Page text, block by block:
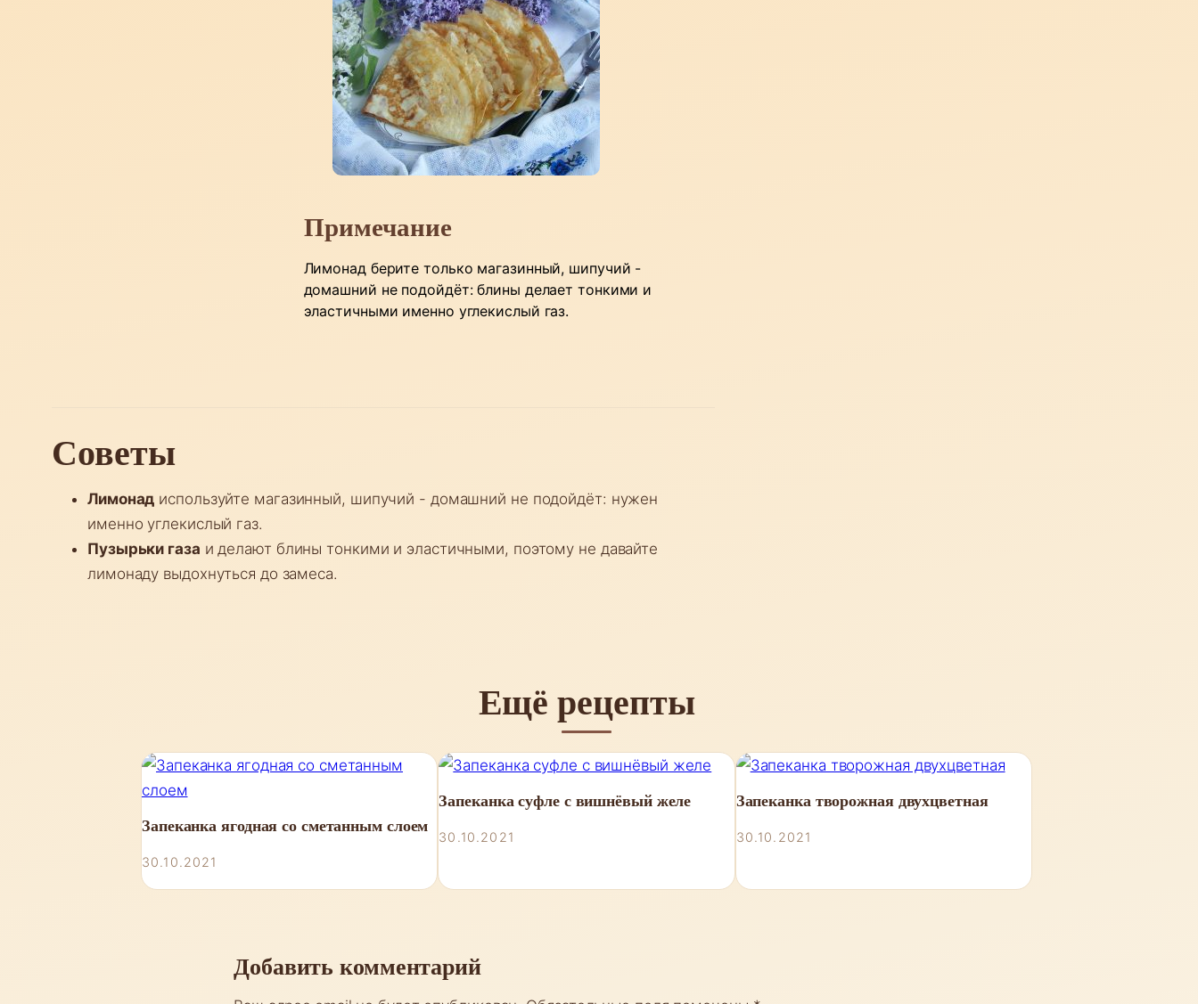
Примечание
Лимонад берите только магазинный, шипучий -
домашний не подойдёт: блины делает тонкими и
эластичными именно углекислый газ.
Советы
Лимонад используйте магазинный, шипучий - домашний не подойдёт: нужен
именно углекислый газ.
Пузырьки газа и делают блины тонкими и эластичными, поэтому не давайте
лимонаду выдохнуться до замеса.
Ещё рецепты
Запеканка ягодная со сметанным слоем
30.10.2021
Запеканка суфле с вишнёвый желе
30.10.2021
Запеканка творожная двухцветная
30.10.2021
Добавить комментарий